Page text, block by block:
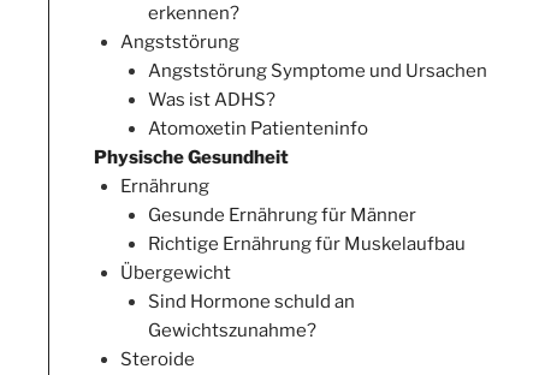
erkennen?
Angststörung
Angststörung Symptome und Ursachen
Was ist ADHS?
Atomoxetin Patienteninfo
Physische Gesundheit
Ernährung
Gesunde Ernährung für Männer
Richtige Ernährung für Muskelaufbau
Übergewicht
Sind Hormone schuld an
Gewichtszunahme?
Steroide